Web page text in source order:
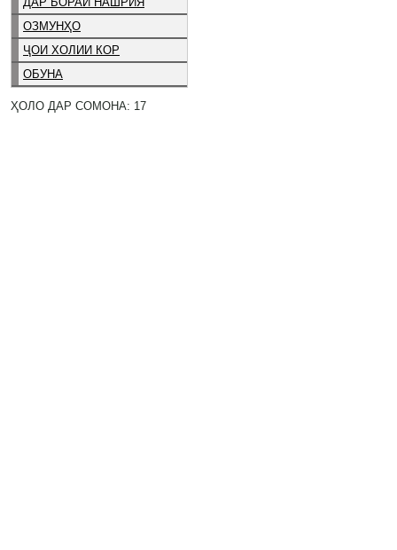
ОЗМУНҲО
ҶОИ ХОЛИИ КОР
ОБУНА
ҲОЛО ДАР СОМОНА: 17